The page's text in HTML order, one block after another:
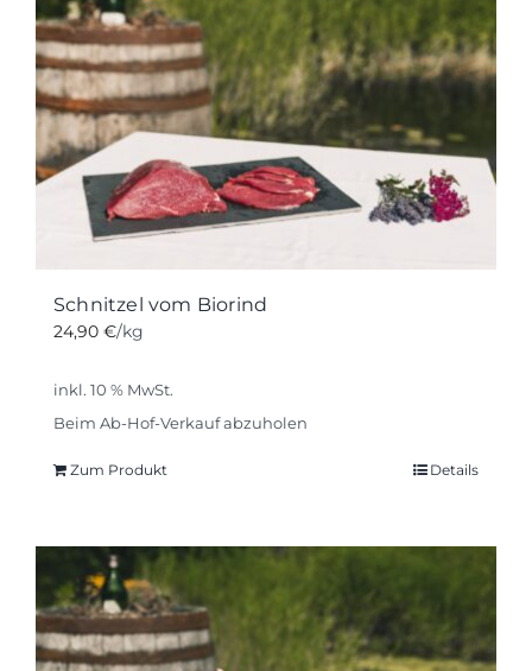
Schnitzel vom Biorind
24,90 €/kg
inkl. 10 % MwSt.
Beim Ab-Hof-Verkauf abzuholen
Zum Produkt Details